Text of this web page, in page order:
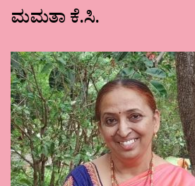
ಮಮತಾ ಕೆ.ಸಿ.